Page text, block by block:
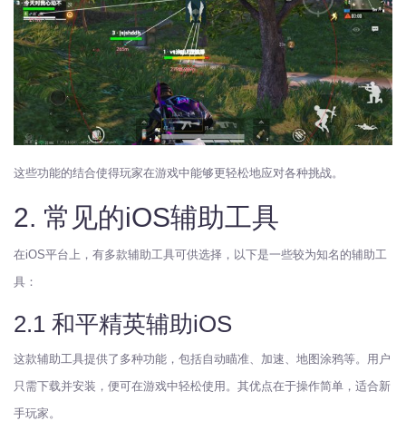
这些功能的结合使得玩家在游戏中能够更轻松地应对各种挑战。
2. 常见的iOS辅助工具
在iOS平台上，有多款辅助工具可供选择，以下是一些较为知名的辅助工
具：
2.1 和平精英辅助iOS
这款辅助工具提供了多种功能，包括自动瞄准、加速、地图涂鸦等。用户
只需下载并安装，便可在游戏中轻松使用。其优点在于操作简单，适合新
手玩家。